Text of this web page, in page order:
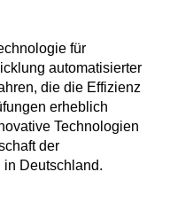
für
automatisierter
die die Effizienz
erheblich
Technologien
der
in Deutschland.